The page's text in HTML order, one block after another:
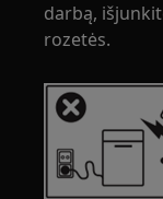
darbą,
rozetės.